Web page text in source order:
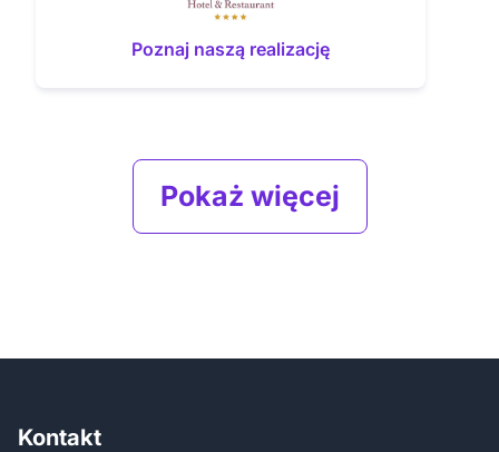
Poznaj naszą realizację
Pokaż więcej
Kontakt